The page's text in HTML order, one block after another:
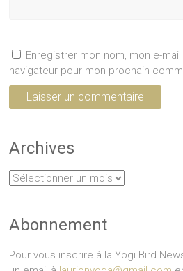
Enregistrer mon nom, mon e-
navigateur pour mon prochain
Archives
Archives
Abonnement
Pour vous inscrire à la Yogi Bird